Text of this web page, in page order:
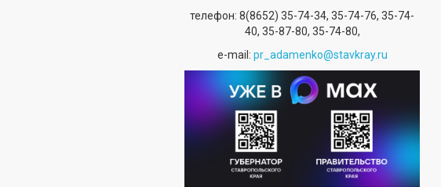
телефон: 8(8652) 35-74-34, 35-74-76, 35-74-
40, 35-87-80, 35-74-80,
е-mail: pr_adamenko@stavkray.ru